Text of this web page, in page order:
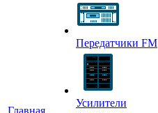
Главная
Передатчики FM
Усилители